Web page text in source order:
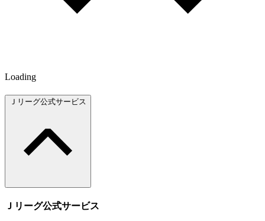
Loading
Ｊリーグ公式サービス
Ｊリーグ公式サービス